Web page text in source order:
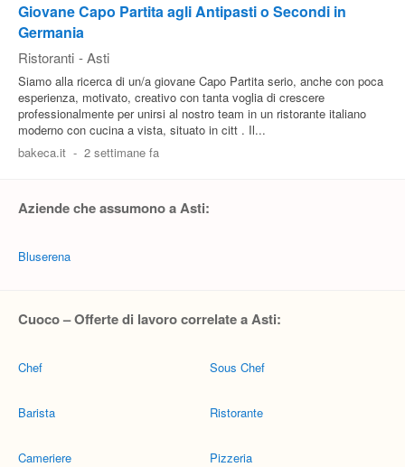
Giovane Capo Partita agli Antipasti o Secondi in
Germania
Ristoranti - Asti
Siamo alla ricerca di un/a giovane Capo Partita serio, anche con poca
esperienza, motivato, creativo con tanta voglia di crescere
professionalmente per unirsi al nostro team in un ristorante italiano
moderno con cucina a vista, situato in citt . Il...
bakeca.it - 2 settimane fa
Aziende che assumono a Asti:
Bluserena
Cuoco – Offerte di lavoro correlate a Asti:
Chef
Barista
Cameriere
Sous Chef
Ristorante
Pizzeria